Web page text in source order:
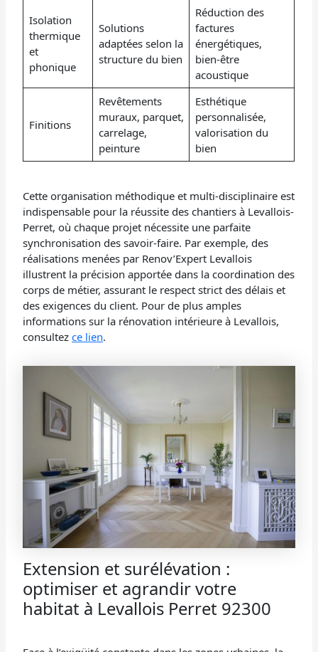
Isolation
thermique
et
phonique
Solutions
adaptées selon la
structure du bien
Réduction des
factures
énergétiques,
bien-être
acoustique
Finitions
Revêtements
muraux, parquet,
carrelage,
peinture
Esthétique
personnalisée,
valorisation du
bien
Cette organisation méthodique et multi-disciplinaire est
indispensable pour la réussite des chantiers à Levallois-
Perret, où chaque projet nécessite une parfaite
synchronisation des savoir-faire. Par exemple, des
réalisations menées par Renov’Expert Levallois
illustrent la précision apportée dans la coordination des
corps de métier, assurant le respect strict des délais et
des exigences du client. Pour de plus amples
informations sur la rénovation intérieure à Levallois,
consultezce lien.
Extension et surélévation :
optimiser et agrandir votre
habitat à Levallois Perret 92300